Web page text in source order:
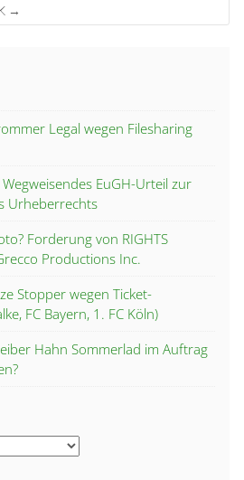
→
Legal wegen Filesharing
EuGH-Urteil zur
Urheberrechts
Forderung von RIGHTS
Productions Inc.
Stopper wegen Ticket-
FC Bayern, 1. FC Köln)
Hahn Sommerlad im Auftrag